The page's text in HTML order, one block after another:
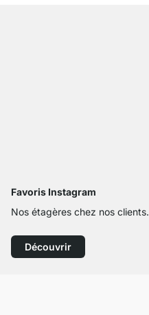
Favoris Instagram
Nos étagères chez nos clients.
Découvrir